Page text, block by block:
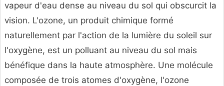
vapeur d'eau dense au niveau du sol qui obscurcit la
vision. L'ozone, un produit chimique formé
naturellement par l'action de la lumière du soleil sur
l'oxygène, est un polluant au niveau du sol mais
bénéfique dans la haute atmosphère. Une molécule
composée de trois atomes d'oxygène, l'ozone